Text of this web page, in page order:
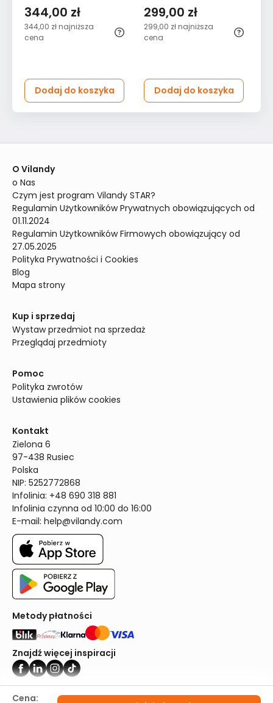
Cena:
abażurami czarna
344,00 zł
344,00 zł najniższa
cena
Dodaj do koszyka
sypialni salonu czarna
299,00 zł
299,00 zł najniższa
cena
Dodaj do koszyka
O Vilandy
o Nas
Czym jest program Vilandy STAR?
Regulamin Użytkowników Prywatnych obowiązujących od
01.11.2024
Regulamin Użytkowników Firmowych obowiązujący od
27.05.2025
Polityka Prywatności i Cookies
Blog
Mapa strony
Kup i sprzedaj
Wystaw przedmiot na sprzedaż
Przeglądaj przedmioty
Pomoc
Polityka zwrotów
Ustawienia plików cookies
Kontakt
Zielona 6
97-438 Rusiec
Polska
NIP: 5252772868
Infolinia: +48 690 318 881
Infolinia czynna od 10:00 do 16:00
E-mail: help@vilandy.com
Metody płatności
Znajdź więcej inspiracji
Vilandy ©2024